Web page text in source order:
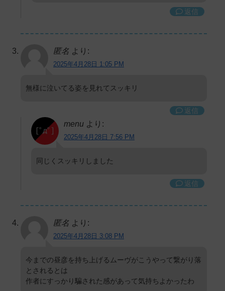
返信
匿名 より:
2025年4月28日 1:05 PM
無様に泣いてる姿を見れてスッキリ
返信
menu より:
2025年4月28日 7:56 PM
同じくスッキリしました
返信
匿名 より:
2025年4月28日 3:08 PM
今までの昼彦を持ち上げるムーヴがこうやって繋がり落
とされるとは
作者にすっかり騙された感があって気持ちよかったわ